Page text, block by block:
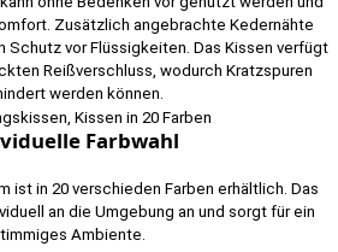
Zusätzlich angebrachte Kedernähte
Schutz vor Flüssigkeiten. Das Kissen verfügt
Reißverschluss, wodurch Kratzspuren
werden können.
Farbwahl
ist in 20 verschieden Farben erhältlich. Das
an die Umgebung an und sorgt für ein
Ambiente.